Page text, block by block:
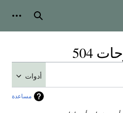
بحث
504
أدوات
مساعدة